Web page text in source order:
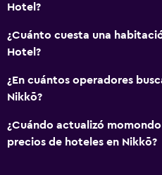
Hotel?
¿Cuánto cuesta una
Hotel?
¿En cuántos operadores
Nikkō?
¿Cuándo actualizó
precios de hoteles en Nikkō?